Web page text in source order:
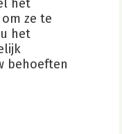
het
ze te
het
behoeften